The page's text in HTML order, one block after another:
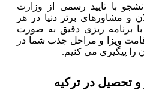
با تایید رسمی از وزارت
و مشاورهای برتر دنیا در هر
برنامه ریزی دقیق به صورت
ویزا و مراحل جذب شما در
را پیگیری می کنیم.
و تحصیل در ترکیه